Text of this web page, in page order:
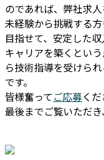
のであれば、弊社求
未経験から挑戦する
目指せて、安定した収
キャリアを築くとい
ら技術指導を受けら
です。
皆様奮ってご応募くだ
最後までご覧いただ